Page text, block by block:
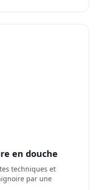
en douche
techniques et
par une